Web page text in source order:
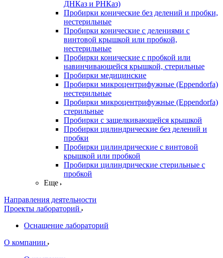
ДНКаз и РНКаз)
Пробирки конические без делений и пробки,
нестерильные
Пробирки конические с делениями с
винтовой крышкой или пробкой,
нестерильные
Пробирки конические с пробкой или
навинчивающейся крышкой, стерильные
Пробирки медицинские
Пробирки микроцентрифужные (Eppendorfа)
нестерильные
Пробирки микроцентрифужные (Eppendorfа)
стерильные
Пробирки с защелкивающейся крышкой
Пробирки цилиндрические без делений и
пробки
Пробирки цилиндрические с винтовой
крышкой или пробкой
Пробирки цилиндрические стерильные с
пробкой
Еще
Направления деятельности
Проекты лабораторий
Оснащение лабораторий
О компании